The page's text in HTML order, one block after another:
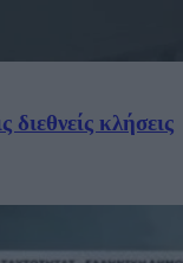
κλήσεις